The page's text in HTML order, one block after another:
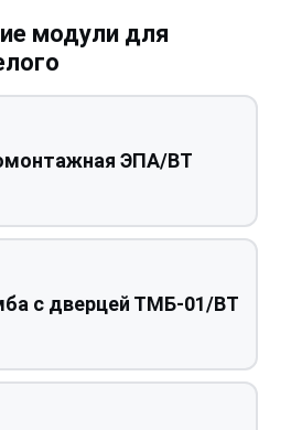
ЭПА/ВТ
с дверцей ТМБ-01/ВТ